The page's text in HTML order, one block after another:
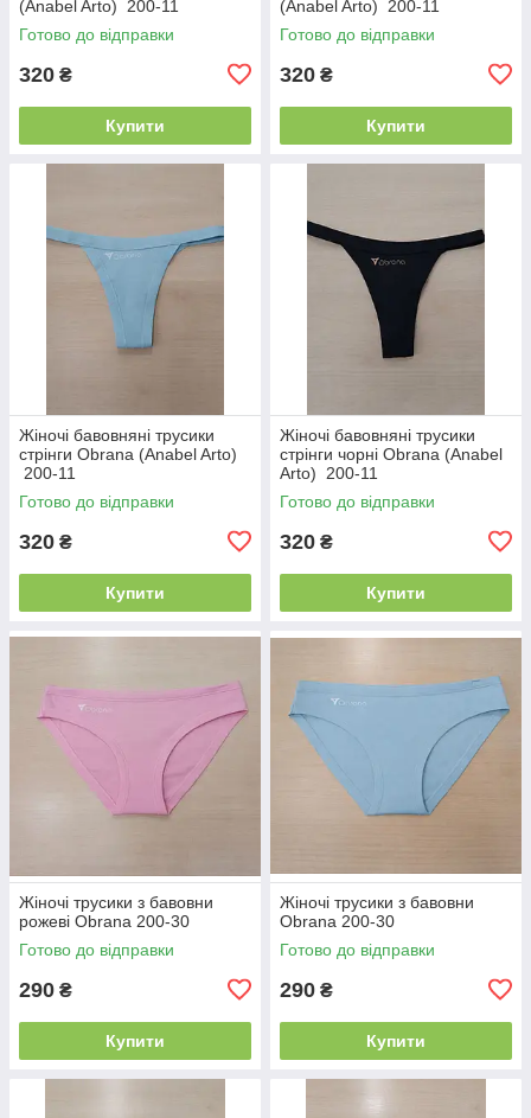
(Anabel Arto) 200-11
Готово до відправки
320 ₴
Купити
(Anabel Arto) 200-11
Готово до відправки
320 ₴
Купити
Жіночі бавовняні трусики
стрінги Obrana (Anabel Arto)
200-11
Готово до відправки
320 ₴
Купити
Жіночі бавовняні трусики
стрінги чорні Obrana (Anabel
Arto) 200-11
Готово до відправки
320 ₴
Купити
Жіночі трусики з бавовни
рожеві Obrana 200-30
Готово до відправки
290 ₴
Купити
Жіночі трусики з бавовни
Obrana 200-30
Готово до відправки
290 ₴
Купити